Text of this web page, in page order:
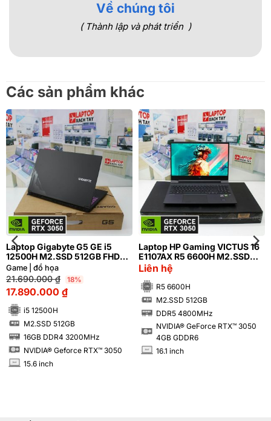
Về chúng tôi
( Thành lập và phát triển )
Các sản phẩm khác
Laptop Gigabyte G5 GE i5
12500H M2.SSD 512GB FHD
NVIDIA® GeForce RTX™ 3050
4GB
Game | đồ họa
21.690.000₫ 18%
17.890.000 ₫
i5 12500H
SSD M2.SSD 512GB
16GB DDR4 3200MHz
NVIDIA® Geforce RTX™ 3050
INCH 15.6 inch
Laptop HP Gaming VICTUS 16
E1107AX R5 6600H M2.SSD
512GB NVIDIA® RTX™ 3050
4GB
Liên hệ
R5 6600H
SSD M2.SSD 512GB
DDR5 4800MHz
NVIDIA® GeForce RTX™ 3050
4GB GDDR6
INCH 16.1 inch